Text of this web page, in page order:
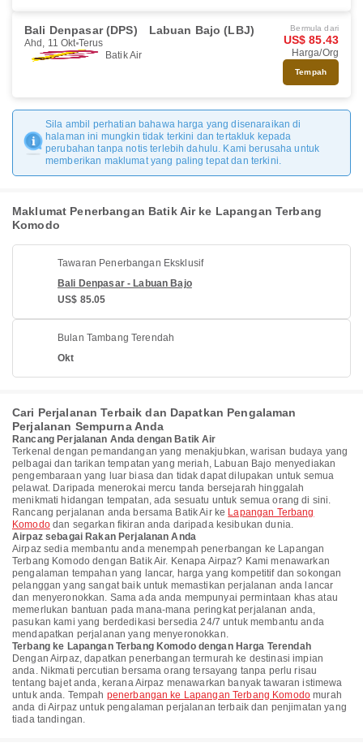
Bali Denpasar (DPS) Labuan Bajo (LBJ)
Ahd, 11 Okt Terus
Batik Air
Bermula dari
US$ 85.43
Harga/Org
Tempah
Sila ambil perhatian bahawa harga yang disenaraikan di
halaman ini mungkin tidak terkini dan tertakluk kepada
perubahan tanpa notis terlebih dahulu. Kami berusaha untuk
memberikan maklumat yang paling tepat dan terkini.
Maklumat Penerbangan Batik Air ke Lapangan Terbang
Komodo
Tawaran Penerbangan Eksklusif
Bali Denpasar - Labuan Bajo
US$ 85.05
Bulan Tambang Terendah
Okt
Cari Perjalanan Terbaik dan Dapatkan Pengalaman
Perjalanan Sempurna Anda
Rancang Perjalanan Anda dengan Batik Air
Terkenal dengan pemandangan yang menakjubkan, warisan budaya yang
pelbagai dan tarikan tempatan yang meriah, Labuan Bajo menyediakan
pengembaraan yang luar biasa dan tidak dapat dilupakan untuk semua
pelawat. Daripada menerokai mercu tanda bersejarah hinggalah
menikmati hidangan tempatan, ada sesuatu untuk semua orang di sini.
Rancang perjalanan anda bersama Batik Air ke Lapangan Terbang
Komododan segarkan fikiran anda daripada kesibukan dunia.
Airpaz sebagai Rakan Perjalanan Anda
Airpaz sedia membantu anda menempah penerbangan ke Lapangan
Terbang Komodo dengan Batik Air. Kenapa Airpaz? Kami menawarkan
pengalaman tempahan yang lancar, harga yang kompetitif dan sokongan
pelanggan yang sangat baik untuk memastikan perjalanan anda lancar
dan menyeronokkan. Sama ada anda mempunyai permintaan khas atau
memerlukan bantuan pada mana-mana peringkat perjalanan anda,
pasukan kami yang berdedikasi bersedia 24/7 untuk membantu anda
mendapatkan perjalanan yang menyeronokkan.
Terbang ke Lapangan Terbang Komodo dengan Harga Terendah
Dengan Airpaz, dapatkan penerbangan termurah ke destinasi impian
anda. Nikmati percutian bersama orang tersayang tanpa perlu risau
tentang bajet anda, kerana Airpaz menawarkan banyak tawaran istimewa
untuk anda. Tempah penerbangan ke Lapangan Terbang Komodo murah
anda di Airpaz untuk pengalaman perjalanan terbaik dan penjimatan yang
tiada tandingan.